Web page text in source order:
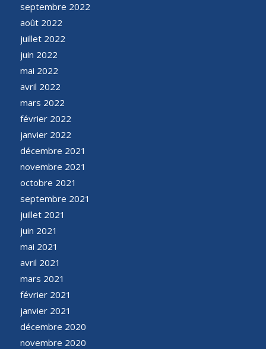
septembre 2022
août 2022
juillet 2022
juin 2022
mai 2022
avril 2022
mars 2022
février 2022
janvier 2022
décembre 2021
novembre 2021
octobre 2021
septembre 2021
juillet 2021
juin 2021
mai 2021
avril 2021
mars 2021
février 2021
janvier 2021
décembre 2020
novembre 2020